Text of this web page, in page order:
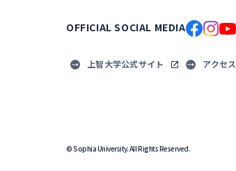
OFFICIAL SOCIAL MEDIA
上智大学公式サイト アクセス
© Sophia University. All Rights Reserved.